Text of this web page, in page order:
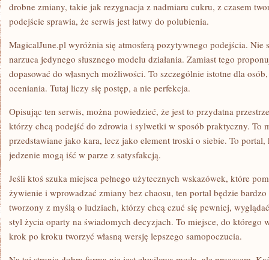
drobne zmiany, takie jak rezygnacja z nadmiaru cukru, z czasem
podejście sprawia, że serwis jest łatwy do polubienia.
MagicalJune.pl wyróżnia się atmosferą pozytywnego podejścia. Nie
narzuca jedynego słusznego modelu działania. Zamiast tego
dopasować do własnych możliwości. To szczególnie istotne dla
oceniania. Tutaj liczy się postęp, a nie perfekcja.
Opisując ten serwis, można powiedzieć, że jest to przydatna
którzy chcą podejść do zdrowia i sylwetki w sposób praktyczny. To
przedstawiane jako kara, lecz jako element troski o siebie. To
jedzenie mogą iść w parze z satysfakcją.
Jeśli ktoś szuka miejsca pełnego użytecznych wskazówek, które
żywienie i wprowadzać zmiany bez chaosu, ten portal będzie
tworzony z myślą o ludziach, którzy chcą czuć się pewniej,
styl życia oparty na świadomych decyzjach. To miejsce, do którego
krok po kroku tworzyć własną wersję lepszego samopoczucia.